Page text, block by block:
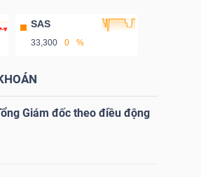
SAS
33,300 0 %
Giám đốc theo điều động